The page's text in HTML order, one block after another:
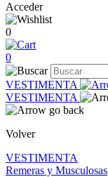
Acceder
0
0
VESTIMENTA
VESTIMENTA
Volver
VESTIMENTA
Remeras y Musculosas